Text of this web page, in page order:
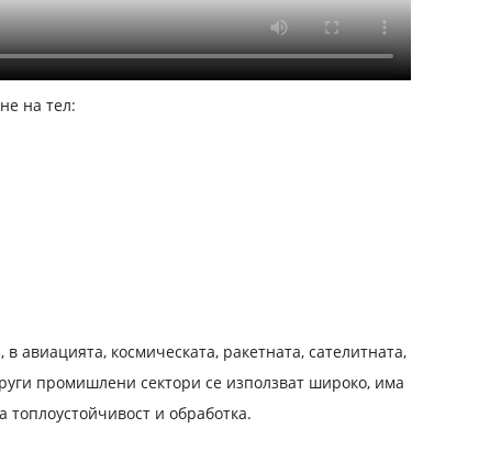
на тел:
авиацията, космическата, ракетната, сателитната,
промишлени сектори се използват широко, има
топлоустойчивост и обработка.